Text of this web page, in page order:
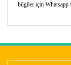
bilgiler için Whatsapp